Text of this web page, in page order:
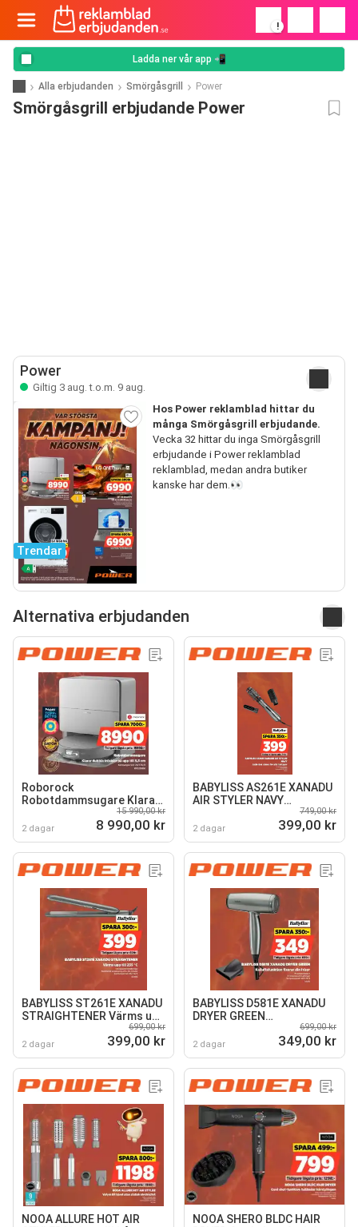
!
Ladda ner vår app 📲
Alla erbjudanden Smörgåsgrill Power
Smörgåsgrill erbjudande Power
Power
Giltig 3 aug. t.o.m. 9 aug.
Trendar
Hos Power reklamblad hittar du
många Smörgåsgrill erbjudande.
Vecka 32 hittar du inga Smörgåsgrill
erbjudande i Power reklamblad
reklamblad, medan andra butiker
kanske har dem.👀
Alternativa erbjudanden
Roborock
Robotdammsugare Klarar
dubbla trösklar på upp till
8,8 cm
2 dagar
15 990,00 kr
8 990,00 kr
BABYLISS AS261E XANADU
AIR STYLER NAVY
Justerbar värme för alla
hårtyper
2 dagar
749,00 kr
399,00 kr
BABYLISS ST261E XANADU
STRAIGHTENER Värms upp
2 dagar
699,00 kr
399,00 kr
BABYLISS D581E XANADU
DRYER GREEN
Kalluftsfunktion fixerar din
frisyr
2 dagar
699,00 kr
349,00 kr
NOOA ALLURE HOT AIR
NOOA SHERO BLDC HAIR